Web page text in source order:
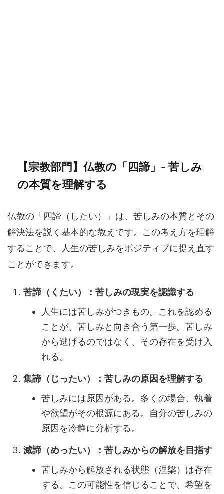
【宗教部門】仏教の「四諦」- 苦しみ
の本質を理解する
仏教の「四諦（したい）」は、苦しみの本質とその
解決法を説く基本的な教えです。この考え方を理解
することで、人生の苦しみをポジティブに捉え直す
ことができます。
苦諦（くたい）：苦しみの現実を認識する
人生には苦しみがつきもの。これを認める
ことが、苦しみと向き合う第一歩。苦しみ
から逃げるのではなく、その存在を受け入
れる。
集諦（じったい）：苦しみの原因を理解する
苦しみには原因がある。多くの場合、執着
や欲望がその根源にある。自分の苦しみの
原因を冷静に分析する。
滅諦（めったい）：苦しみからの解放を目指す
苦しみから解放される状態（涅槃）は存在
する。この可能性を信じることで、希望を